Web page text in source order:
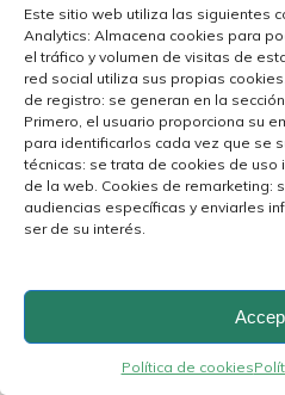
Este sitio web utiliza las siguientes
Analytics: Almacena cookies para
el tráfico y volumen de visitas de
red social utiliza sus propias
de registro: se generan en la
Primero, el usuario proporciona su
para identificarlos cada vez que se
técnicas: se trata de cookies de uso
de la web. Cookies de remarketing:
audiencias específicas y enviarles
ser de su interés.
Política de cookies
ellos.
!Conócelo!
Ver +
cultivan.
Ver +